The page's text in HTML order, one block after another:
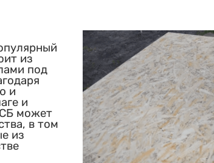
из
под
и
и
может
в том
из